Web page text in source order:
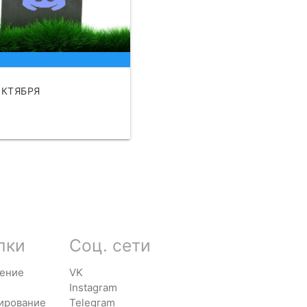
Соц. сети
VK
Instagram
Telegram